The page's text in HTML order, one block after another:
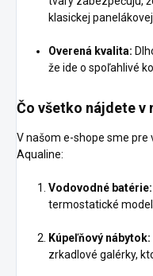
klasickej
Overená kvalita:
že ide o spoľahlivé
Čo všetko nájdete v
V našom e-shope sme pre
Aqualine:
Vodovodné batérie:
termostatické
Kúpeľňový nábytok:
zrkadlové galérky,